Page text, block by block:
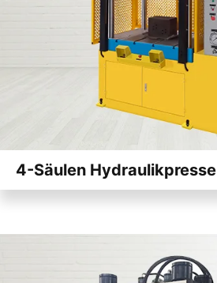
4-Säulen Hydraulikpresse